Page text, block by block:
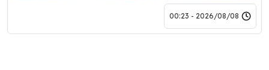
2026/08/08 - 00:23